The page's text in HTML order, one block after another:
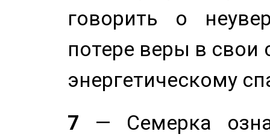
говорить о
потере веры в свои
энергетическому
7 — Семерка